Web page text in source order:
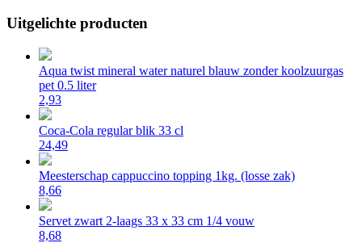
Uitgelichte producten
Aqua twist mineral water naturel blauw zonder koolzuurgas
pet 0.5 liter
2,93
Coca-Cola regular blik 33 cl
24,49
Meesterschap cappuccino topping 1kg. (losse zak)
8,66
Servet zwart 2-laags 33 x 33 cm 1/4 vouw
8,68